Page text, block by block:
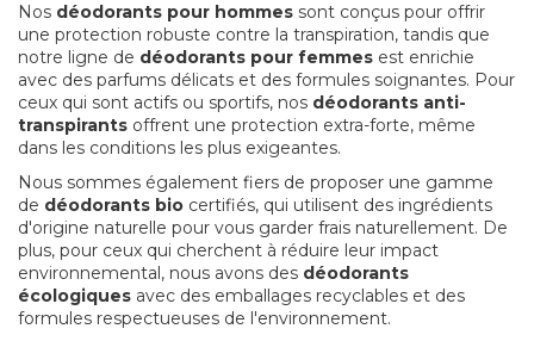
Nos déodorants pour hommes sont conçus pour offrir
une protection robuste contre la transpiration, tandis que
notre ligne de déodorants pour femmes est enrichie
avec des parfums délicats et des formules soignantes. Pour
ceux qui sont actifs ou sportifs, nos déodorants anti-
transpirants offrent une protection extra-forte, même
dans les conditions les plus exigeantes.
Nous sommes également fiers de proposer une gamme
de déodorants bio certifiés, qui utilisent des ingrédients
d'origine naturelle pour vous garder frais naturellement. De
plus, pour ceux qui cherchent à réduire leur impact
environnemental, nous avons des déodorants
écologiques avec des emballages recyclables et des
formules respectueuses de l'environnement.